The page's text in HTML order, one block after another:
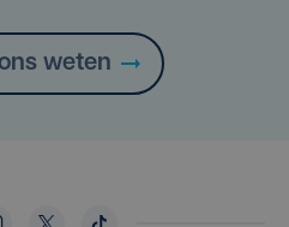
weten